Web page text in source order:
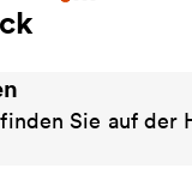
Sie auf der